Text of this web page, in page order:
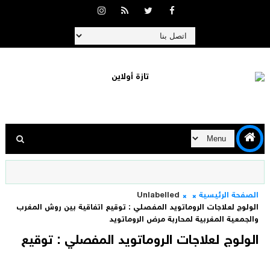
الصفحة الرئيسية
Unlabelled
الولوج لعلاجات الروماتويد المفصلي : توقيع اتفاقية بين روش المغرب
والجمعية المغربية لمحاربة مرض الروماتويد
الولوج لعلاجات الروماتويد المفصلي : توقيع